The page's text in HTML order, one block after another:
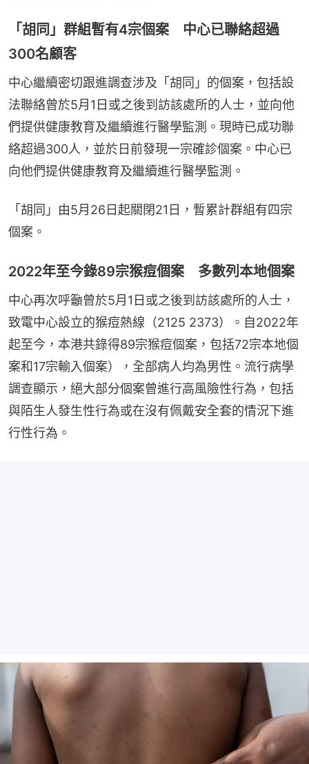
「胡同」群組暫有4宗個案 中心已聯絡超過
300名顧客
中心繼續密切跟進調查涉及「胡同」的個案，包括設
法聯絡曾於5月1日或之後到訪該處所的人士，並向他
們提供健康教育及繼續進行醫學監測。現時已成功聯
絡超過300人，並於日前發現一宗確診個案。中心已
向他們提供健康教育及繼續進行醫學監測。
「胡同」由5月26日起關閉21日，暫累計群組有四宗
個案。
2022年至今錄89宗猴痘個案 多數列本地個案
中心再次呼籲曾於5月1日或之後到訪該處所的人士，
致電中心設立的猴痘熱線（2125 2373）。自2022年
起至今，本港共錄得89宗猴痘個案，包括72宗本地個
案和17宗輸入個案），全部病人均為男性。流行病學
調查顯示，絕大部分個案曾進行高風險性行為，包括
與陌生人發生性行為或在沒有佩戴安全套的情況下進
行性行為。